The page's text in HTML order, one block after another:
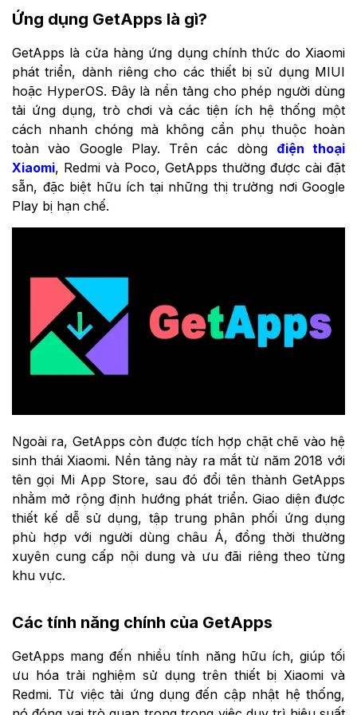
Ứng dụng GetApps là gì?
GetApps là cửa hàng ứng dụng chính thức do Xiaomi
phát triển, dành riêng cho các thiết bị sử dụng MIUI
hoặc HyperOS. Đây là nền tảng cho phép người dùng
tải ứng dụng, trò chơi và các tiện ích hệ thống một
cách nhanh chóng mà không cần phụ thuộc hoàn
toàn vào Google Play. Trên các dòng điện thoại
Xiaomi, Redmi và Poco, GetApps thường được cài đặt
sẵn, đặc biệt hữu ích tại những thị trường nơi Google
Play bị hạn chế.
Ngoài ra, GetApps còn được tích hợp chặt chẽ vào hệ
sinh thái Xiaomi. Nền tảng này ra mắt từ năm 2018 với
tên gọi Mi App Store, sau đó đổi tên thành GetApps
nhằm mở rộng định hướng phát triển. Giao diện được
thiết kế dễ sử dụng, tập trung phân phối ứng dụng
phù hợp với người dùng châu Á, đồng thời thường
xuyên cung cấp nội dung và ưu đãi riêng theo từng
khu vực.
Các tính năng chính của GetApps
GetApps mang đến nhiều tính năng hữu ích, giúp tối
ưu hóa trải nghiệm sử dụng trên thiết bị Xiaomi và
Redmi. Từ việc tải ứng dụng đến cập nhật hệ thống,